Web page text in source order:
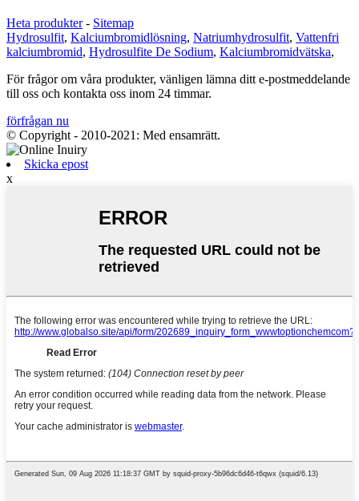
Heta produkter- Sitemap
Hydrosulfit, Kalciumbromidlösning, Natriumhydrosulfit, Vattenfri
kalciumbromid, Hydrosulfite De Sodium, Kalciumbromidvätska,
För frågor om våra produkter, vänligen lämna ditt e-postmeddelande
till oss och kontakta oss inom 24 timmar.
förfrågan nu
© Copyright - 2010-2021: Med ensamrätt.
Skicka epost
x